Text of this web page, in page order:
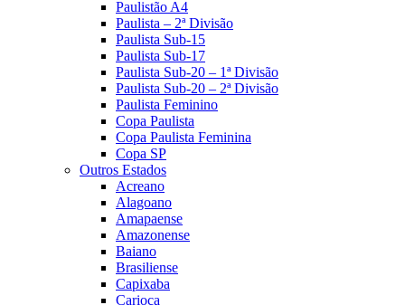
Paulistão A4
Paulista – 2ª Divisão
Paulista Sub-15
Paulista Sub-17
Paulista Sub-20 – 1ª Divisão
Paulista Sub-20 – 2ª Divisão
Paulista Feminino
Copa Paulista
Copa Paulista Feminina
Copa SP
Outros Estados
Acreano
Alagoano
Amapaense
Amazonense
Baiano
Brasiliense
Capixaba
Carioca